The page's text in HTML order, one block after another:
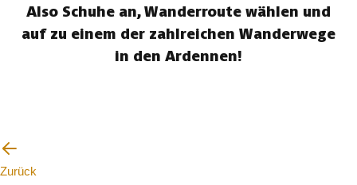
Also Schuhe an, Wanderroute wählen und
auf zu einem der zahlreichen Wanderwege
in den Ardennen!
Zurück